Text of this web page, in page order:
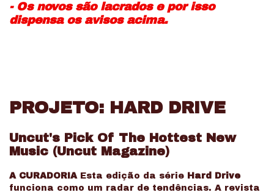
- Os novos são lacrados e por isso
dispensa os avisos acima.
PROJETO: HARD DRIVE
Uncut's Pick Of The Hottest New
Music (Uncut Magazine)
A CURADORIAEsta edição da série Hard Drive
funciona como um radar de tendências. A revista